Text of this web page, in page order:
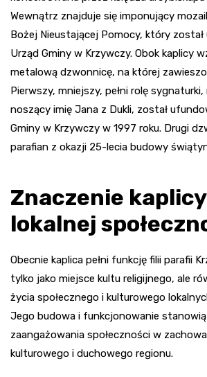
Wewnątrz znajduje się imponujący
Bożej Nieustającej Pomocy, który
Urząd Gminy w Krzywczy. Obok kaplicy
metalową dzwonnicę, na której
Pierwszy, mniejszy, pełni rolę
noszący imię Jana z Dukli, został
Gminy w Krzywczy w 1997 roku. Drugi
parafian z okazji 25-lecia budowy
Znaczenie
lokalnej
Obecnie kaplica pełni funkcję filii parafii
tylko jako miejsce kultu religijnego, ale
życia społecznego i kulturowego
Jego budowa i funkcjonowanie
zaangażowania społeczności w
kulturowego i duchowego regionu.